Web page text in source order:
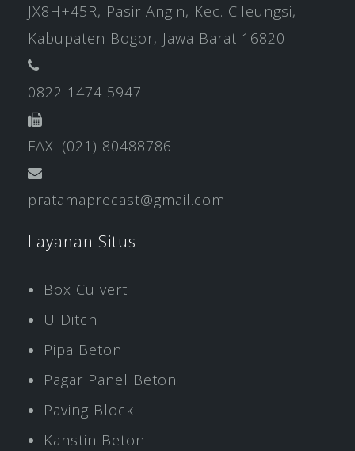
JX8H+45R, Pasir Angin, Kec. Cileungsi,
Kabupaten Bogor, Jawa Barat 16820
0822 1474 5947
FAX: (021) 80488786
pratamaprecast@gmail.com
Layanan Situs
Box Culvert
U Ditch
Pipa Beton
Pagar Panel Beton
Paving Block
Kanstin Beton